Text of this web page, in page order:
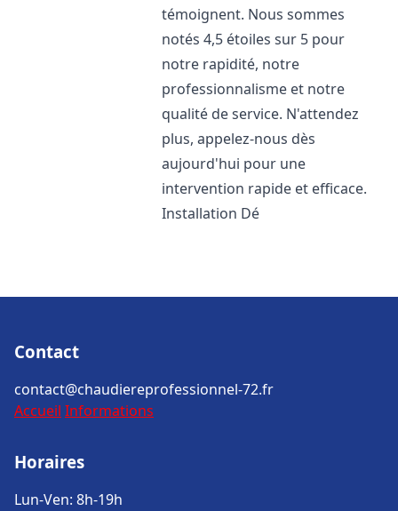
témoignent. Nous sommes
notés 4,5 étoiles sur 5 pour
notre rapidité, notre
professionnalisme et notre
qualité de service. N'attendez
plus, appelez-nous dès
aujourd'hui pour une
intervention rapide et efficace.
Installation Dé
Contact
contact@chaudiereprofessionnel-72.fr
Accueil Informations
Horaires
Lun-Ven: 8h-19h